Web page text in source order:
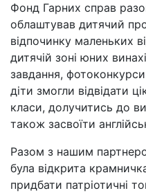
Фонд Гарних справ
облаштував дитячий
відпочинку маленьких
дитячій зоні юних
завдання,
діти змогли відвідати
класи, долучитись до
також засвоїти
Разом з нашим
була відкрита
придбати патріотичні